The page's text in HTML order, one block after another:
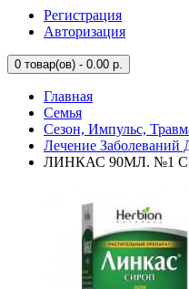
Регистрация
Авторизация
0 товар(ов) - 0.00 р.
Главная
Семья
Сезон, Импульс,
Лечение Заболеваний
ЛИНКАС 90МЛ. №1